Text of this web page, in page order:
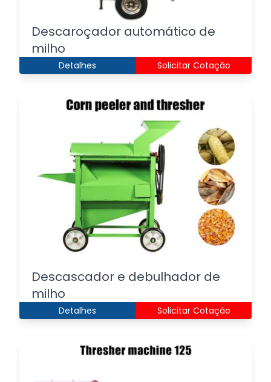
Descaroçador automático de
milho
Detalhes Solicitar Cotação
Descascador e debulhador de
milho
Detalhes Solicitar Cotação